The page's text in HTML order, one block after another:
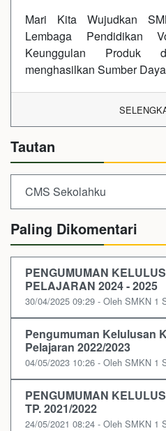
Mari Kita Wujudkan
Lembaga Pendidikan
Keunggulan Produk
menghasilkan Sumber
Tautan
CMS Sekolahku
Paling Dikomentari
PENGUMUMAN
PELAJARAN 2024 - 2025
30/04/2025 09:29 - Oleh SMKN 1
Pengumuman Kelulusan
Pelajaran 2022/2023
04/05/2023 10:26 - Oleh SMKN 1
PENGUMUMAN
TP. 2021/2022
24/05/2021 08:24 - Oleh SMKN 1